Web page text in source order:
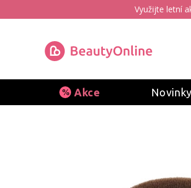
Využijte letní
Akce Novinky